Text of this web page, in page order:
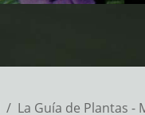
La Guía de Plantas -